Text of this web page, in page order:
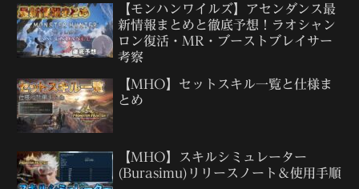
【モンハンワイルズ】アセンダンス最
新情報まとめと徹底予想！ラオシャン
ロン復活・MR・ブーストブレイサー
考察
【MHO】セットスキル一覧と仕様ま
とめ
【MHO】スキルシミュレーター
(Burasimu)リリースノート＆使用手順